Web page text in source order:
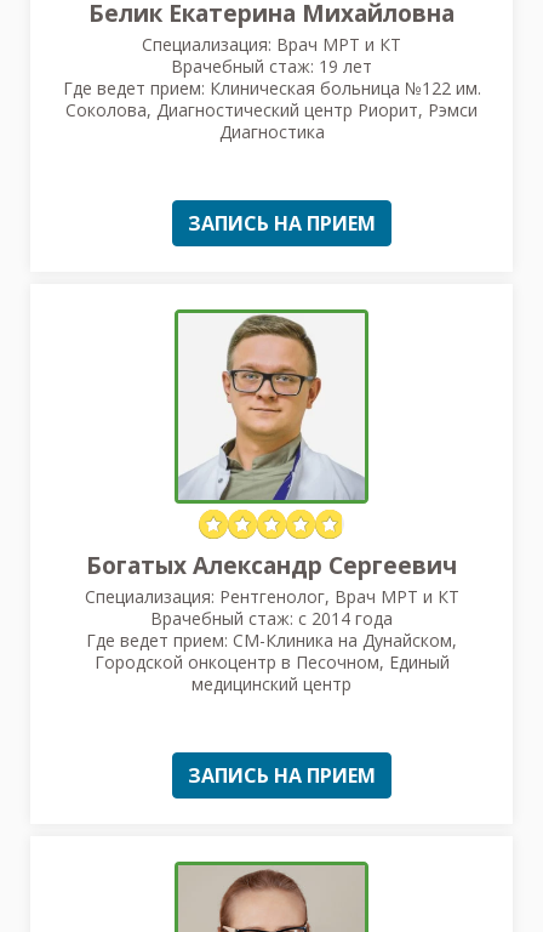
Белик Екатерина Михайловна
Специализация: Врач МРТ и КТ
Врачебный стаж: 19 лет
Где ведет прием: Клиническая больница №122 им.
Соколова, Диагностический центр Риорит, Рэмси
Диагностика
ЗАПИСЬ НА ПРИЕМ
Богатых Александр Сергеевич
Специализация: Рентгенолог, Врач МРТ и КТ
Врачебный стаж: с 2014 года
Где ведет прием: СМ-Клиника на Дунайском,
Городской онкоцентр в Песочном, Единый
медицинский центр
ЗАПИСЬ НА ПРИЕМ